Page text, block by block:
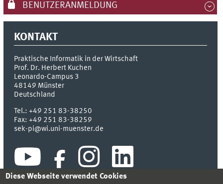
BENUTZERANMELDUNG
KONTAKT
Praktische Informatik in der Wirtschaft
Prof. Dr. Herbert Kuchen
Leonardo-Campus 3
48149 Münster
Deutschland
Tel.:+49 251 83-38250
Fax:+49 251 83-38259
sek-pi@wi.uni-muenster.de
Diese Webseite verwendet Cookies